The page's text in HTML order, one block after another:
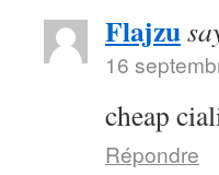
Flajzu
16
cheap
Répondre